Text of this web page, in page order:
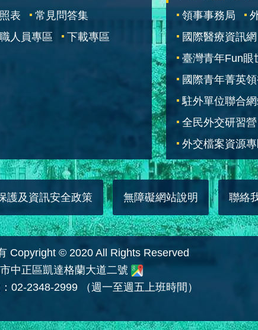
表
常見問答集
人員專區
下載專區
領事事務局
國際醫療資訊網
臺灣青年Fun眼
國際青年菁英
駐外單位聯合
全民外交研習營
外交檔案資源
護及資訊安全政策 無障礙網站說明 聯絡
Copyright © 2020 All Rights Reserved
中正區凱達格蘭大道二號
02-2348-2999 （週一至週五上班時間）